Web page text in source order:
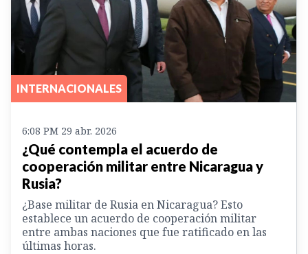
INTERNACIONALES
6:08 PM 29 abr. 2026
¿Qué contempla el acuerdo de
cooperación militar entre Nicaragua y
Rusia?
¿Base militar de Rusia en Nicaragua? Esto
establece un acuerdo de cooperación militar
entre ambas naciones que fue ratificado en las
últimas horas.